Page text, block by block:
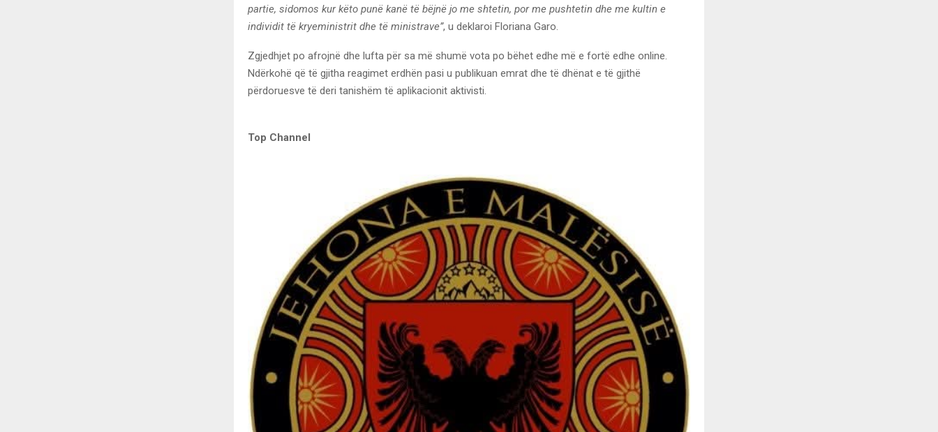
partie, sidomos kur këto punë kanë të bëjnë jo me shtetin, por me pushtetin dhe me kultin e
individit të kryeministrit dhe të ministrave”, u deklaroi Floriana Garo.
Zgjedhjet po afrojnë dhe lufta për sa më shumë vota po bëhet edhe më e fortë edhe online.
Ndërkohë që të gjitha reagimet erdhën pasi u publikuan emrat dhe të dhënat e të gjithë
përdoruesve të deri tanishëm të aplikacionit aktivisti.
Top Channel